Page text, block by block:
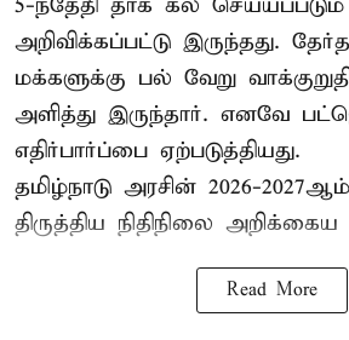
5-ந்தேதி தாக் கல்
அறிவிக்கப்பட்டு இருந்தது.
மக்களுக்கு பல் வேறு
அளித்து இருந்தார். எனவே
எதிர்பார்ப்பை ஏற்படுத்தியது.
தமிழ்நாடு அரசின் 2026-
திருத்திய நிதிநிலை அறிக்கைய
Read More